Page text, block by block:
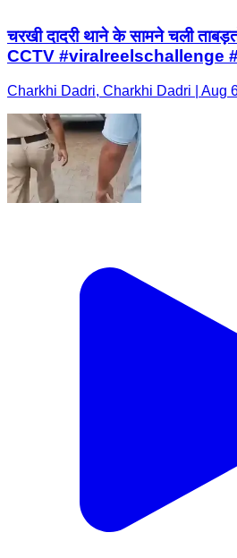
चरखी दादरी थाने के सामने चली
CCTV #viralreelschallenge
Charkhi Dadri, Charkhi Dadri | Aug